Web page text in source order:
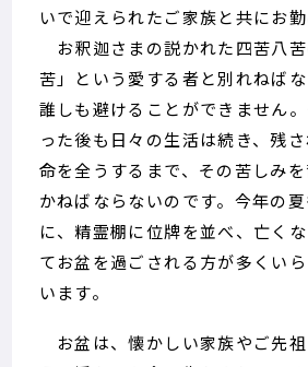
いで迎えられたご家族と共にお勤
お釈迦さまの説かれた四苦八
苦」という愛する者と別れねばな
誰しも避けることができません
った後も日々の生活は続き、残
命を全うするまで、その苦しみ
かねばならないのです。今年の
に、精霊棚に位牌を並べ、亡く
てお盆を過ごされる方が多くい
います。
お盆は、懐かしい家族やご先